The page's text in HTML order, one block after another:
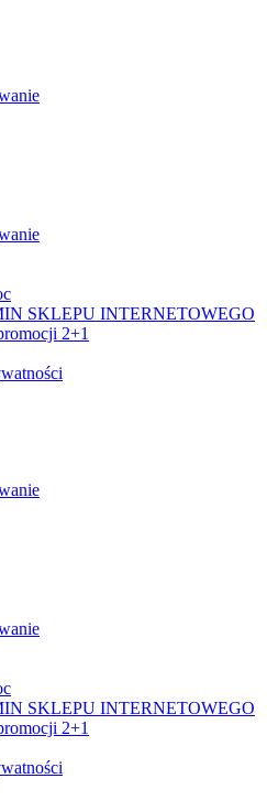
SKLEPU INTERNETOWEGO
2+1
SKLEPU INTERNETOWEGO
2+1